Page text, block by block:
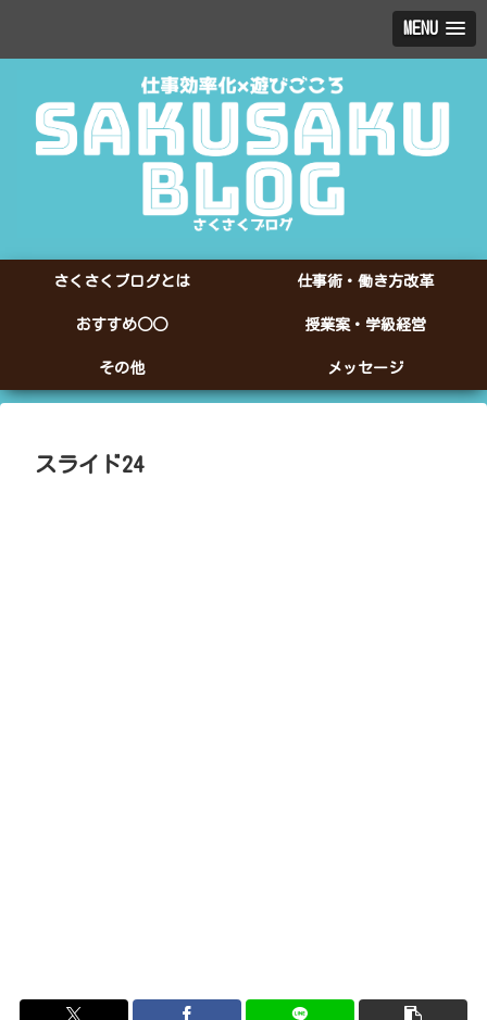
MENU
さくさくブログとは 仕事術・働き方改革
おすすめ○○ 授業案・学級経営
その他 メッセージ
スライド24